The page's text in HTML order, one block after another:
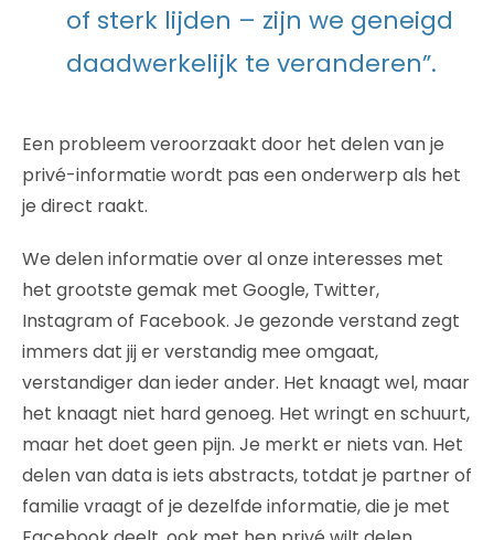
of sterk lijden – zijn we geneigd
daadwerkelijk te veranderen”.
Een probleem veroorzaakt door het delen van je
privé-informatie wordt pas een onderwerp als het
je direct raakt.
We delen informatie over al onze interesses met
het grootste gemak met Google, Twitter,
Instagram of Facebook. Je gezonde verstand zegt
immers dat jij er verstandig mee omgaat,
verstandiger dan ieder ander. Het knaagt wel, maar
het knaagt niet hard genoeg. Het wringt en schuurt,
maar het doet geen pijn. Je merkt er niets van. Het
delen van data is iets abstracts, totdat je partner of
familie vraagt of je dezelfde informatie, die je met